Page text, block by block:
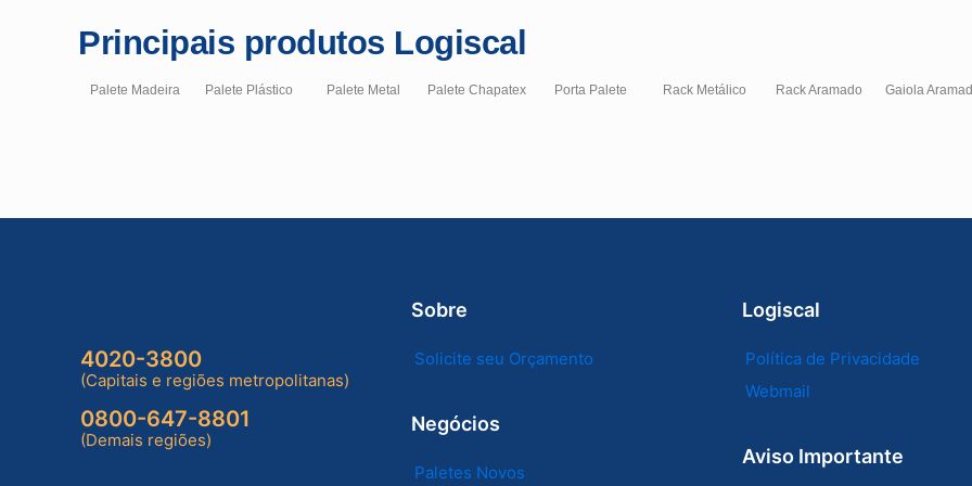
Principais produtos Logiscal
Palete Madeira Palete Plástico Palete Metal Palete Chapatex Porta Palete Rack Metálico Rack Aramado Gaiola
4020-3800
(Capitais e regiões metropolitanas)
0800-647-8801
(Demais regiões)
Sobre
Solicite seu Orçamento
Negócios
Paletes Novos
Logiscal
Política de Privacidade
Webmail
Aviso Importante